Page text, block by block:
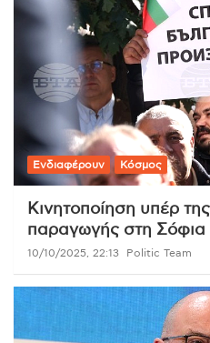
Ενδιαφέρουν Κόσμος
Κινητοποίηση υπέρ
παραγωγής στη Σόφια
10/10/2025, 22:13 Politic Team